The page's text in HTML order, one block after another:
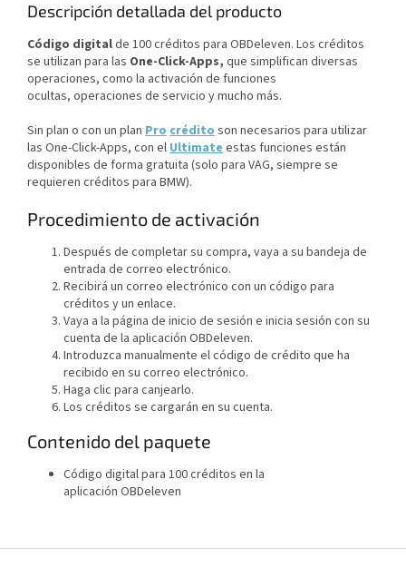
Descripción detallada del producto
Código digitalde 100 créditos para OBDeleven. Los créditos
se utilizan para las One-Click-Apps, que simplifican diversas
operaciones, como la activación de funciones
ocultas, operaciones de servicio y mucho más.
Sin plan o con un plan Procréditoson necesarios para utilizar
las One-Click-Apps, con elUltimateestas funciones están
disponibles de forma gratuita (solo para VAG, siempre se
requieren créditos para BMW).
Procedimiento de activación
Después de completar su compra, vaya a su bandeja de
entrada de correo electrónico.
Recibirá un correo electrónico con un código para
créditos y un enlace.
Vaya a la página de inicio de sesión e inicia sesión con su
cuenta de la aplicación OBDeleven.
Introduzca manualmente el código de crédito que ha
recibido en su correo electrónico.
Haga clic para canjearlo.
Los créditos se cargarán en su cuenta.
Contenido del paquete
Código digital para 100 créditos en la
aplicación OBDeleven